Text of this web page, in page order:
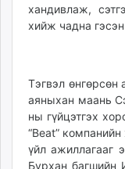
unen.mn
asu.mn
unuudur.mn
isee.mn
mglradio.com
fact.mn
itoim.mn
хандивлаж,
хийж чадна
Тэгвэл өнгөрсөн
аяныхан маань
ны гүйцэтгэх
“Beat”
үйл ажиллагааг
Бурхан багшийн